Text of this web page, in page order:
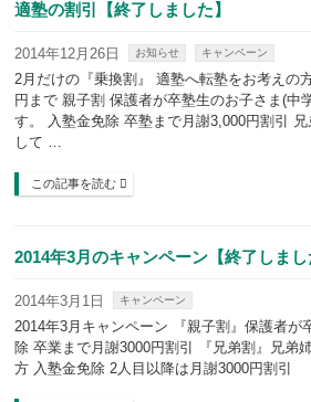
適塾の割引【終了しました】
2014年12月26日 お知らせ キャンペーン
2月だけの『乗換割』 適塾へ転塾をお考えの
円まで 親子割 保護者が卒塾生のお子さま(中
す。 入塾金免除 卒塾まで月謝3,000円割引
して …
この記事を読む
2014年3月のキャンペーン【終了しまし
2014年3月1日 キャンペーン
2014年3月キャンペーン 『親子割』保護者が
除 卒業まで月謝3000円割引 『兄弟割』兄弟
方 入塾金免除 2人目以降は月謝3000円割引